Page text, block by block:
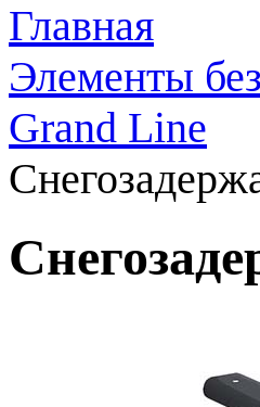
Главная
Элементы
Grand Line